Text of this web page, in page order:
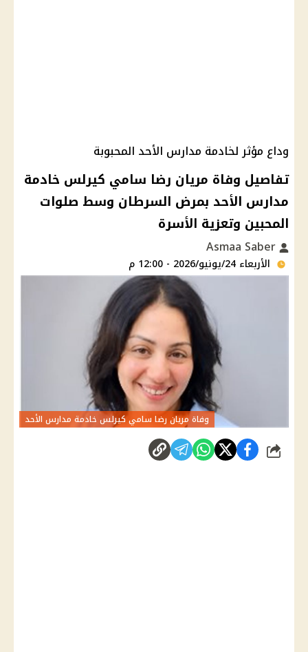
وداع مؤثر لخادمة مدارس الأحد المحبوبة
تفاصيل وفاة مريان رضا سامي كيرلس خادمة
مدارس الأحد بمرض السرطان وسط صلوات
المحبين وتعزية الأسرة
الأربعاء 24/يونيو/2026 - 12:00 م
وفاة مريان رضا سامي كيرلس خادمة مدارس الأحد
شارك